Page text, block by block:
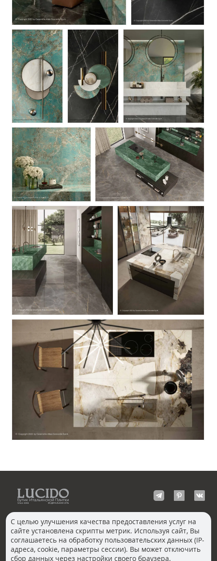
КОНТАКТЫ
Москва, Пречистенка
Волгоград
Екатеринбург
С целью улучшения качества предоставления услуг на
сайте установлена скрипты метрик. Используя сайт, Вы
соглашаетесь на обработку пользовательских данных (IP-
адреса, cookie, параметры сессии). Вы может отключить
сбор данных через настройки своего браузера.